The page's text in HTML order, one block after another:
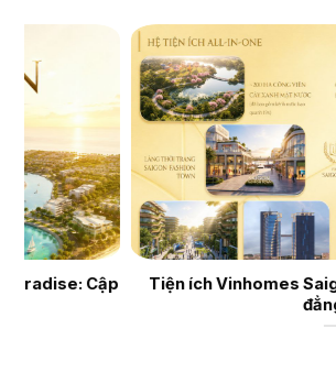
Green Paradise: Cập
Tiện